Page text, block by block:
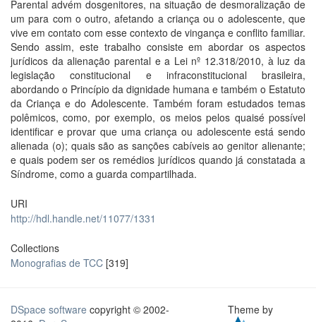
Parental advém dosgenitores, na situação de desmoralização de
um para com o outro, afetando a criança ou o adolescente, que
vive em contato com esse contexto de vingança e conflito familiar.
Sendo assim, este trabalho consiste em abordar os aspectos
jurídicos da alienação parental e a Lei nº 12.318/2010, à luz da
legislação constitucional e infraconstitucional brasileira,
abordando o Princípio da dignidade humana e também o Estatuto
da Criança e do Adolescente. Também foram estudados temas
polêmicos, como, por exemplo, os meios pelos quaisé possível
identificar e provar que uma criança ou adolescente está sendo
alienada (o); quais são as sanções cabíveis ao genitor alienante;
e quais podem ser os remédios jurídicos quando já constatada a
Síndrome, como a guarda compartilhada.
URI
http://hdl.handle.net/11077/1331
Collections
Monografias de TCC [319]
DSpace software copyright © 2002-
Theme by